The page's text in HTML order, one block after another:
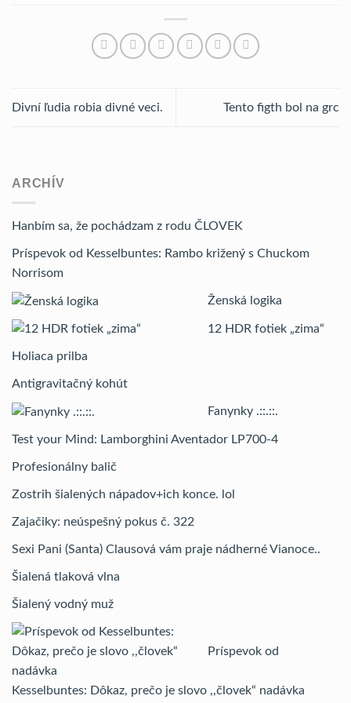
Divní ľudia robia divné veci. Tento figth bol na grc
ARCHÍV
Hanbím sa, že pochádzam z rodu ČLOVEK
Príspevok od Kesselbuntes: Rambo križený s Chuckom
Norrisom
Ženská logika
12 HDR fotiek „zima“
Holiaca prilba
Antigravitačný kohút
Fanynky .::.::.
Test your Mind: Lamborghini Aventador LP700-4
Profesionálny balič
Zostrih šialených nápadov+ich konce. lol
Zajačiky: neúspešný pokus č. 322
Sexi Pani (Santa) Clausová vám praje nádherné Vianoce..
Šialená tlaková vlna
Šialený vodný muž
Príspevok od
Kesselbuntes: Dôkaz, prečo je slovo ,,človek“ nadávka